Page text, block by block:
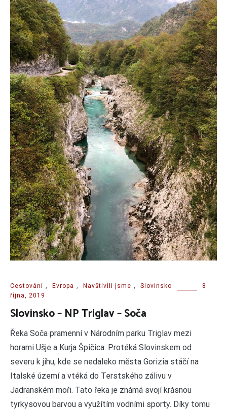
Cestování , Evropa , Navštívili jsme , Slovinsko
8
října, 2019
Slovinsko – NP Triglav – Soča
Řeka Soča pramenní v Národním parku Triglav mezi
horami Ušje a Kurja Špičica. Protéká Slovinskem od
severu k jihu, kde se nedaleko města Gorizia stáčí na
Italské území a vtéká do Terstského zálivu v
Jadranském moři. Tato řeka je známá svojí krásnou
tyrkysovou barvou a využítím vodními sporty. Díky tomu